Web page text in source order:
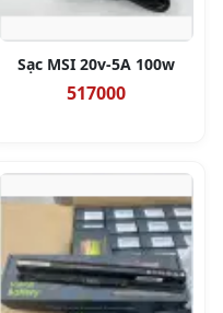
Sạc MSI 20v-5A 100w
517000